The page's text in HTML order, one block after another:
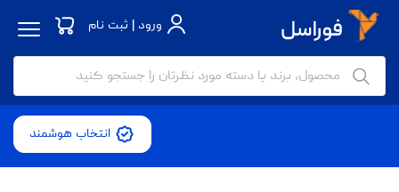
ورود | ثبت نام
انتخاب هوشمند